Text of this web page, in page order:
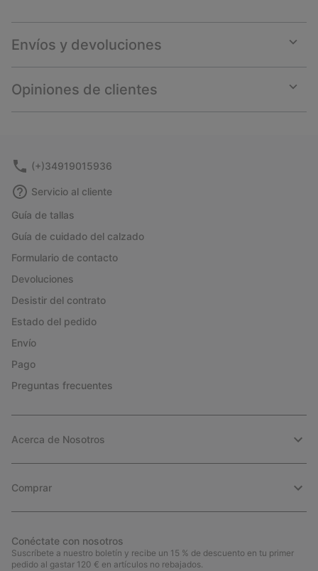
Envíos y devoluciones
or
Opiniones de clientes
or
(+)34919015936
Servicio al cliente
Guía de tallas
Guía de cuidado del calzado
Formulario de contacto
Devoluciones
Desistir del contrato
Estado del pedido
Envío
Pago
Preguntas frecuentes
Acerca de Nosotros
Comprar
Conéctate con nosotros
Suscríbete a nuestro boletín y recibe un 15 % de descuento en tu primer
pedido al gastar 120 € en artículos no rebajados.